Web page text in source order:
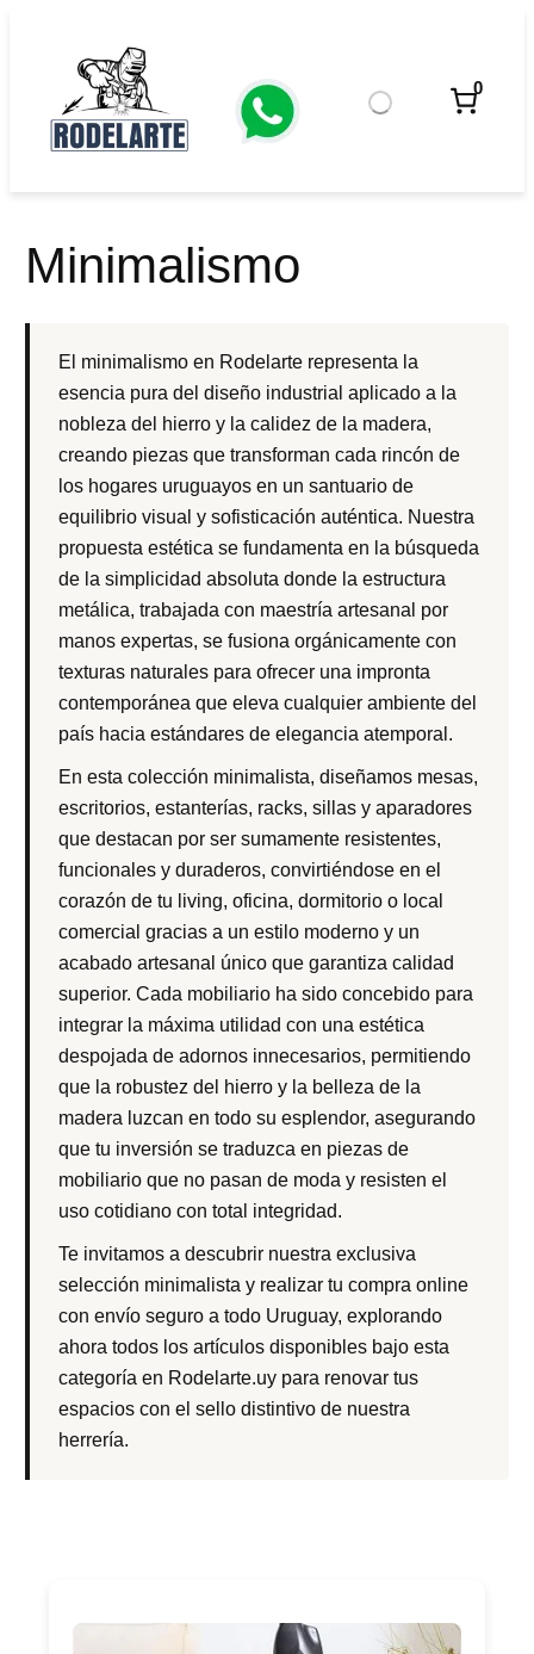
contenido
0
Minimalismo
El minimalismo en Rodelarte representa la
esencia pura del diseño industrial aplicado a la
nobleza del hierro y la calidez de la madera,
creando piezas que transforman cada rincón de
los hogares uruguayos en un santuario de
equilibrio visual y sofisticación auténtica. Nuestra
propuesta estética se fundamenta en la búsqueda
de la simplicidad absoluta donde la estructura
metálica, trabajada con maestría artesanal por
manos expertas, se fusiona orgánicamente con
texturas naturales para ofrecer una impronta
contemporánea que eleva cualquier ambiente del
país hacia estándares de elegancia atemporal.
En esta colección minimalista, diseñamos mesas,
escritorios, estanterías, racks, sillas y aparadores
que destacan por ser sumamente resistentes,
funcionales y duraderos, convirtiéndose en el
corazón de tu living, oficina, dormitorio o local
comercial gracias a un estilo moderno y un
acabado artesanal único que garantiza calidad
superior. Cada mobiliario ha sido concebido para
integrar la máxima utilidad con una estética
despojada de adornos innecesarios, permitiendo
que la robustez del hierro y la belleza de la
madera luzcan en todo su esplendor, asegurando
que tu inversión se traduzca en piezas de
mobiliario que no pasan de moda y resisten el
uso cotidiano con total integridad.
Te invitamos a descubrir nuestra exclusiva
selección minimalista y realizar tu compra online
con envío seguro a todo Uruguay, explorando
ahora todos los artículos disponibles bajo esta
categoría en Rodelarte.uy para renovar tus
espacios con el sello distintivo de nuestra
herrería.